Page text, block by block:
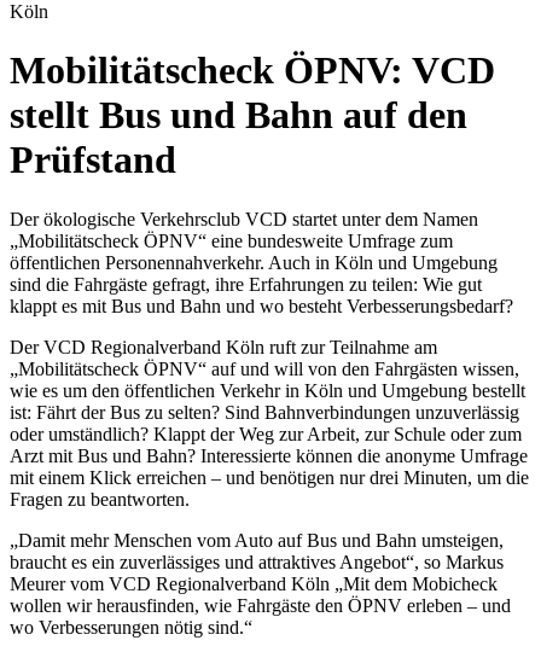
Köln
Mobilitätscheck ÖPNV: VCD
stellt Bus und Bahn auf den
Prüfstand
Der ökologische Verkehrsclub VCD startet unter dem Namen
„Mobilitätscheck ÖPNV“ eine bundesweite Umfrage zum
öffentlichen Personennahverkehr. Auch in Köln und Umgebung
sind die Fahrgäste gefragt, ihre Erfahrungen zu teilen: Wie gut
klappt es mit Bus und Bahn und wo besteht Verbesserungsbedarf?
Der VCD Regionalverband Köln ruft zur Teilnahme am
„Mobilitätscheck ÖPNV“ auf und will von den Fahrgästen wissen,
wie es um den öffentlichen Verkehr in Köln und Umgebung bestellt
ist: Fährt der Bus zu selten? Sind Bahnverbindungen unzuverlässig
oder umständlich? Klappt der Weg zur Arbeit, zur Schule oder zum
Arzt mit Bus und Bahn? Interessierte können die anonyme Umfrage
mit einem Klick erreichen – und benötigen nur drei Minuten, um die
Fragen zu beantworten.
„Damit mehr Menschen vom Auto auf Bus und Bahn umsteigen,
braucht es ein zuverlässiges und attraktives Angebot“, so Markus
Meurer vom VCD Regionalverband Köln „Mit dem Mobicheck
wollen wir herausfinden, wie Fahrgäste den ÖPNV erleben – und
wo Verbesserungen nötig sind.“